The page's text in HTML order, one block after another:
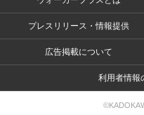
プレスリリース・情報提供
広告掲載について
利用者情報